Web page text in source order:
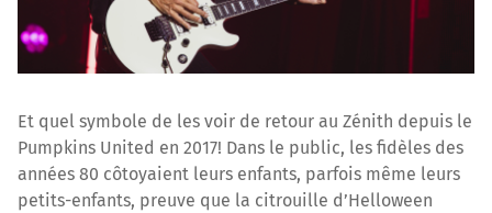
Et quel symbole de les voir de retour au Zénith depuis le
Pumpkins United en 2017! Dans le public, les fidèles des
années 80 côtoyaient leurs enfants, parfois même leurs
petits-enfants, preuve que la citrouille d’Helloween